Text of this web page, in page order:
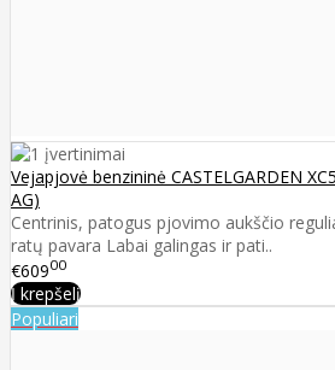
Vejapjovė benzininė CASTELGARDEN
AG)
Centrinis, patogus pjovimo aukščio
ratų pavara Labai galingas ir pati..
€60900
Į krepšelį
Populiari